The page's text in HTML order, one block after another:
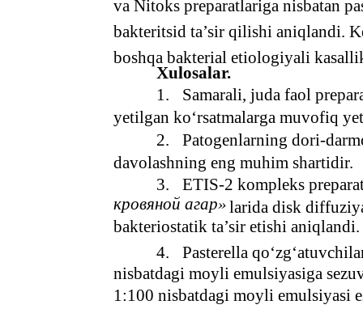
va Nitoks preparatlariga nisbatan
bakteritsid ta’sir qilishi aniqlandi.
boshqa bakterial etiologiyali
Xulosalar.
1.
Samarali, juda faol
yetilgan ko‘rsatmalarga muvofiq
2.
Patogenlarning dori-
davolashning eng muhim shartidir.
3.
ETIS-2 kompleks
кровяной агар»larida disk
bakteriostatik ta’sir etishi aniqlandi.
4.
Pasterella
nisbatdagi moyli emulsiyasiga
1:100 nisbatdagi moyli emulsiyasi